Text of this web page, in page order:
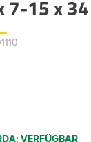
7-15 x
VERFÜGBAR